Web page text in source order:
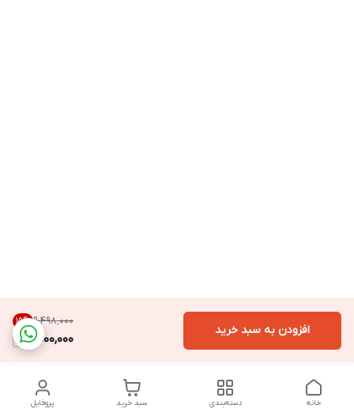
۹٬۴۹۸٬۰۰۰ 15%
8,000,000
افزودن به سبد خرید
پروفایل سبد خرید دسته‌بندی خانه